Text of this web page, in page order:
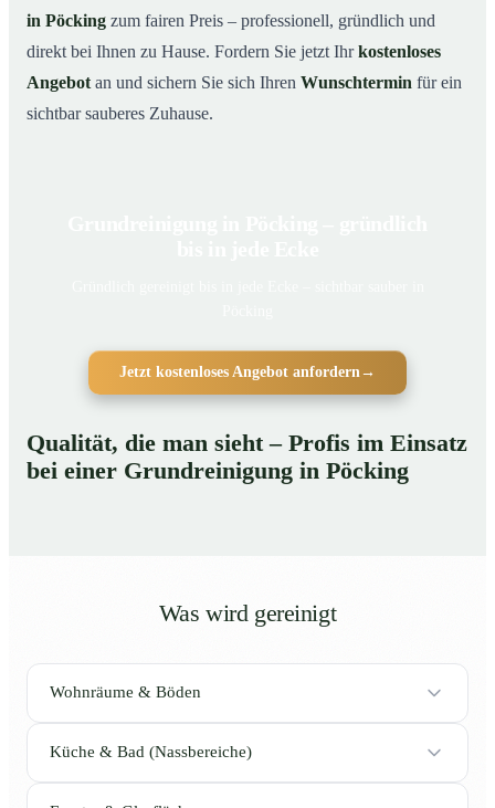
in Pöcking zum fairen Preis – professionell, gründlich und
direkt bei Ihnen zu Hause. Fordern Sie jetzt Ihrkostenloses
Angebot an und sichern Sie sich Ihren Wunschtermin für ein
sichtbar sauberes Zuhause.
Jetzt kostenloses Angebot anfordern →
Qualität, die man sieht – Profis im Einsatz
bei einer Grundreinigung in Pöcking
Was wird gereinigt
Wohnräume & Böden
Küche & Bad (Nassbereiche)